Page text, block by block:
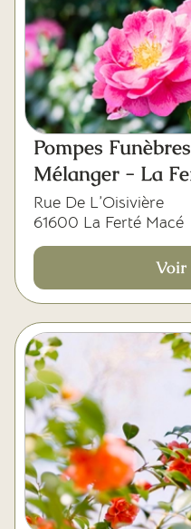
Pompes
Mélanger - La
Rue De L’Oisivière
61600 La Ferté Macé
Voir